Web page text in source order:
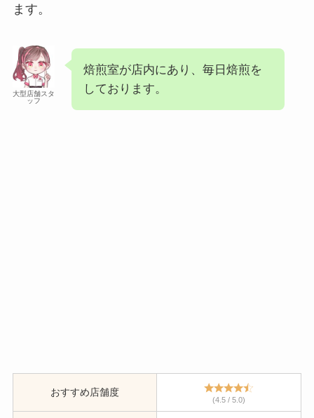
ます。
大型店舗スタ
ッフ
焙煎室が店内にあり、毎日焙煎を
しております。
おすすめ店舗度
(4.5 / 5.0)